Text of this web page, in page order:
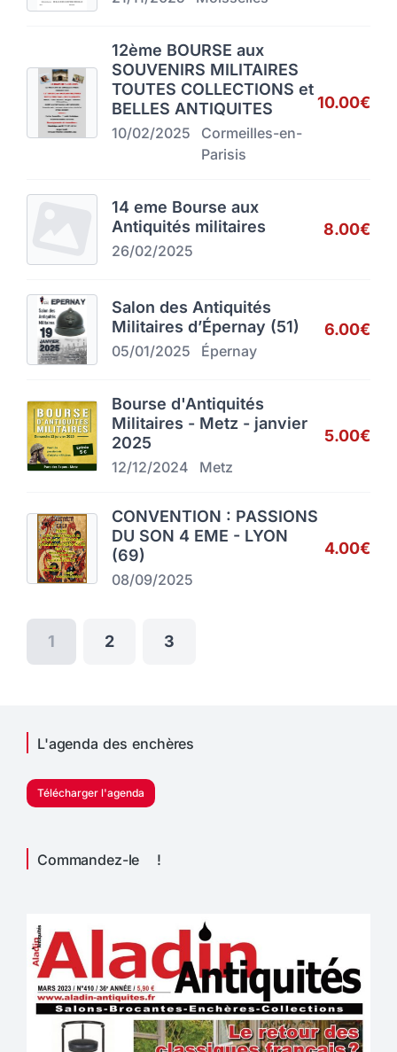
12ème BOURSE aux
SOUVENIRS MILITAIRES
TOUTES COLLECTIONS et
BELLES ANTIQUITES
10/02/2025
Cormeilles-en-
Parisis
10.00€
14 eme Bourse aux
Antiquités militaires
26/02/2025
8.00€
Salon des Antiquités
Militaires d’Épernay (51)
05/01/2025 Épernay
6.00€
Bourse d'Antiquités
Militaires - Metz - janvier
2025
12/12/2024 Metz
5.00€
CONVENTION : PASSIONS
DU SON 4 EME - LYON
(69)
08/09/2025
4.00€
1 2 3
L'agenda des enchères
Télécharger l'agenda
Commandez-le !